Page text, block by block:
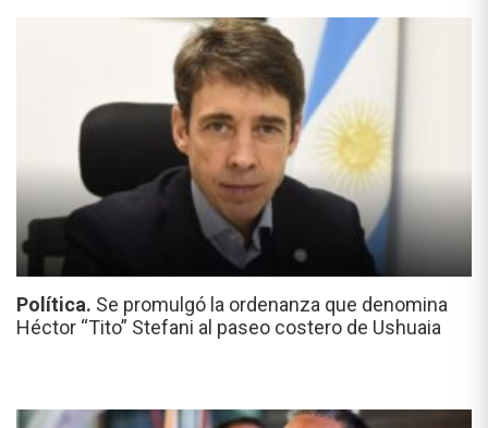
Política. Se promulgó la ordenanza que denomina
Héctor “Tito” Stefani al paseo costero de Ushuaia